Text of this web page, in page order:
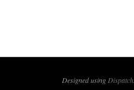
Designed using Dispatch